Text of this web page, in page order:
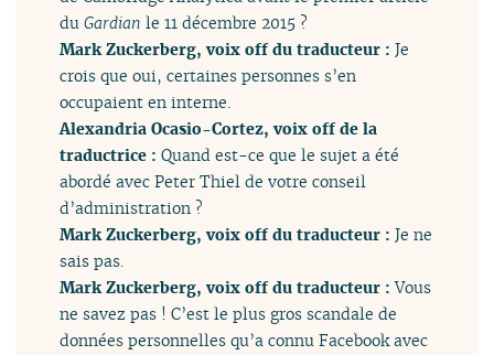
duGardian le 11 décembre 2015 ?
Mark Zuckerberg, voix off du traducteur :Je
crois que oui, certaines personnes s’en
occupaient en interne.
Alexandria Ocasio-Cortez, voix off de la
traductrice :Quand est-ce que le sujet a été
abordé avec Peter Thiel de votre conseil
d’administration ?
Mark Zuckerberg, voix off du traducteur :Je ne
sais pas.
Mark Zuckerberg, voix off du traducteur :Vous
ne savez pas ! C’est le plus gros scandale de
données personnelles qu’a connu Facebook avec